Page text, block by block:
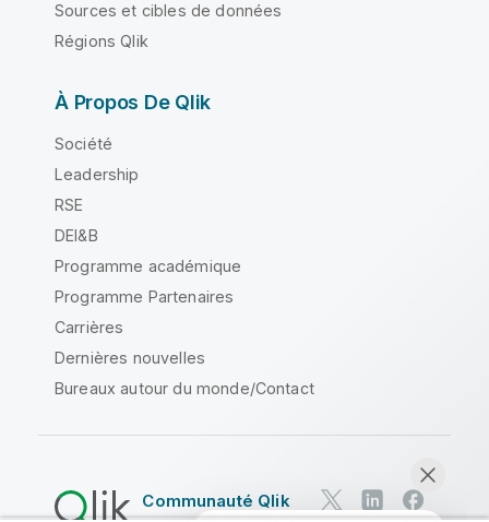
Sources et cibles de données
Régions Qlik
À Propos De Qlik
Société
Leadership
RSE
DEI&B
Programme académique
Programme Partenaires
Carrières
Dernières nouvelles
Bureaux autour du monde/Contact
Communauté Qlik